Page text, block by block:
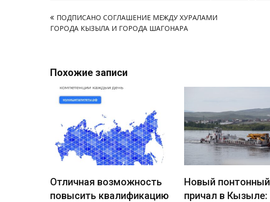
поПОДПИСАНО СОГЛАШЕНИЕ МЕЖДУ ХУРАЛАМИ
ГОРОДА КЫЗЫЛА И ГОРОДА ШАГОНАРА
Похожие записи
Отличная возможность
повысить квалификацию
Новый понтонный
причал в Кызыле: